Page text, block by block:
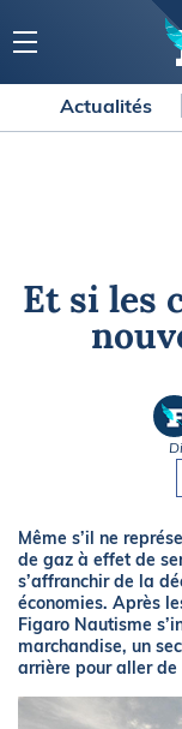
Actualités
Et si les
Même s’il ne
de gaz à effet de
s’affranchir de la
économies. Après
Figaro Nautisme
marchandise, un
arrière pour aller de